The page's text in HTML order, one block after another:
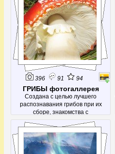
396 91 94
ГРИБЫ фотогаллерея
Создана с целью лучшего
распознавания грибов при их
сборе, знакомства с
малоизвестными грибами и просто
получения эстетического
наслаждения от красивых
фотографий.